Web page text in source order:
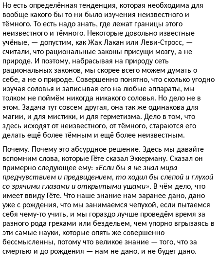
Но есть определённая тенденция, которая необходима для
вообще какого бы то ни было изучения неизвестного и
тёмного. То есть надо знать, где лежат границы этого
неизвестного и тёмного. Некоторые довольно известные
учёные, — допустим, как Жак Лакан или Леви-Стросс, —
считали, что рациональные законы присущи мозгу, а не
природе. И поэтому, набрасывая на природу сеть
рациональных законов, мы скорее всего можем думать о
себе, а не о природе. Совершенно понятно, что сколько угодно
изучая соловья и записывая его на любые аппараты, мы
толком не поймём никогда никакого соловья. Но дело не в
этом. Задача тут совсем другая, она так же одинакова для
магии, и для мистики, и для герметизма. Дело в том, что
здесь исходят от неизвестного, от тёмного, стараются его
делать ещё более тёмным и ещё более неизвестным.
Почему. Почему это абсурдное решение. Здесь мы давайте
вспомним слова, которые Гёте сказал Эккерману. Сказал он
примерно следующее ему: «Если бы я не знал мира
предчувствием и предвидением, то ходил бы слепой и глухой
со зрячими глазами и открытыми ушами». В чём дело, что
имеет ввиду Гёте. Что наше знание нам заранее дано, дано
уже с рождения, что мы занимаемся чепухой, если пытаемся
себя чему-то учить, и мы гораздо лучше проведём время за
разного рода грехами или бездельем, чем упорно вгрызаясь в
эти самые науки, которые опять же совершенно
бессмысленны, потому что великое знание — того, что за
смертью и до рождения — нам не дано, и не будет дано.